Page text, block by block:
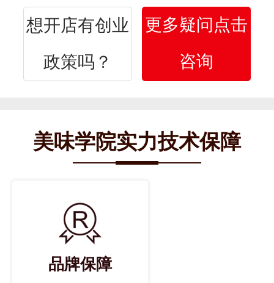
想开店有创业
政策吗？
更多疑问点击
咨询
美味学院实力技术保障
品牌保障